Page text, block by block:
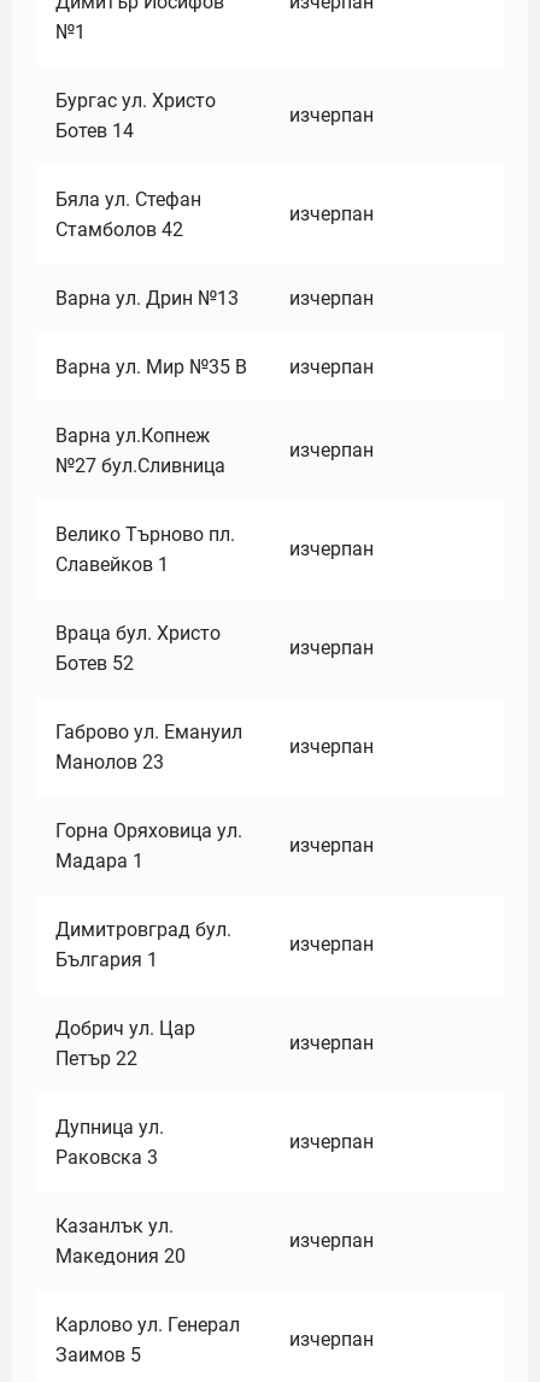
№1
Бургас ул. Христо
Ботев 14
изчерпан
Бяла ул. Стефан
Стамболов 42
изчерпан
Варна ул. Дрин №13 изчерпан
Варна ул. Мир №35 В изчерпан
Варна ул.Копнеж
№27 бул.Сливница
изчерпан
Велико Търново пл.
Славейков 1
изчерпан
Враца бул. Христо
Ботев 52
изчерпан
Габрово ул. Емануил
Манолов 23
изчерпан
Горна Оряховица ул.
Мадара 1
изчерпан
Димитровград бул.
България 1
изчерпан
Добрич ул. Цар
Петър 22
изчерпан
Дупница ул.
Раковска 3
изчерпан
Казанлък ул.
Македония 20
изчерпан
Карлово ул. Генерал
Заимов 5
изчерпан